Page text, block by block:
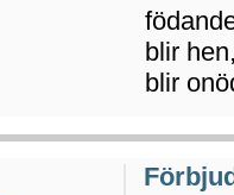
blir
blir